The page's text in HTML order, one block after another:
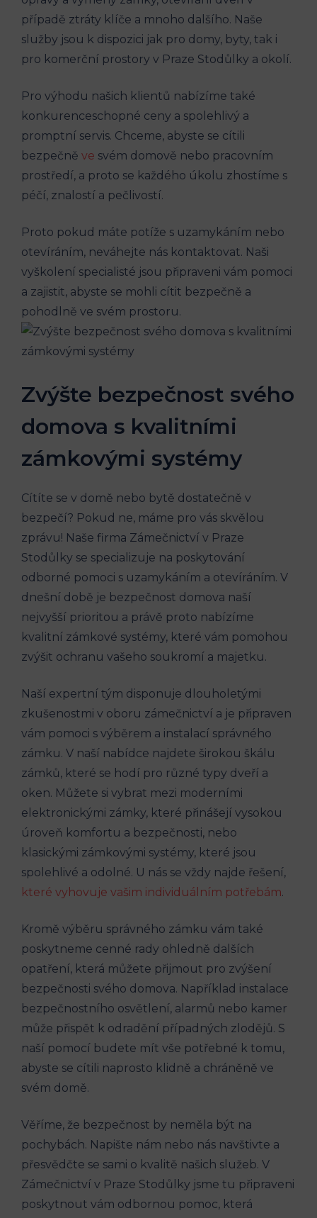
případě ztráty klíče a mnoho dalšího. Naše
služby jsou k dispozici jak pro domy, byty, tak i
pro komerční prostory v Praze Stodůlky a okolí.
Pro výhodu našich klientů nabízíme také
konkurenceschopné ceny a spolehlivý a
promptní servis. Chceme, abyste se cítili
bezpečně ve svém domově nebo pracovním
prostředí, a proto se každého úkolu zhostíme s
péčí, znalostí a pečlivostí.
Proto pokud máte potíže s uzamykáním nebo
otevíráním, neváhejte nás kontaktovat. Naši
vyškolení specialisté jsou připraveni vám pomoci
a zajistit, abyste se mohli cítit bezpečně a
pohodlně ve svém prostoru.
Zvýšte bezpečnost svého
domova s kvalitními
zámkovými systémy
Cítíte se v domě nebo bytě dostatečně v
bezpečí? Pokud ne, máme pro vás skvělou
zprávu! Naše firma Zámečnictví v Praze
Stodůlky se specializuje na poskytování
odborné pomoci s uzamykáním a otevíráním. V
dnešní době je bezpečnost domova naší
nejvyšší prioritou a právě proto nabízíme
kvalitní zámkové systémy, které vám pomohou
zvýšit ochranu vašeho soukromí a majetku.
Naší expertní tým disponuje dlouholetými
zkušenostmi v oboru zámečnictví a je připraven
vám pomoci s výběrem a instalací správného
zámku. V naší nabídce najdete širokou škálu
zámků, které se hodí pro různé typy dveří a
oken. Můžete si vybrat mezi moderními
elektronickými zámky, které přinášejí vysokou
úroveň komfortu a bezpečnosti, nebo
klasickými zámkovými systémy, které jsou
spolehlivé a odolné. U nás se vždy najde řešení,
které vyhovuje vašim individuálním potřebám.
Kromě výběru správného zámku vám také
poskytneme cenné rady ohledně dalších
opatření, která můžete přijmout pro zvýšení
bezpečnosti svého domova. Například instalace
bezpečnostního osvětlení, alarmů nebo kamer
může přispět k odradění případných zlodějů. S
naší pomocí budete mít vše potřebné k tomu,
abyste se cítili naprosto klidně a chráněně ve
svém domě.
Věříme, že bezpečnost by neměla být na
pochybách. Napište nám nebo nás navštivte a
přesvědčte se sami o kvalitě našich služeb. V
Zámečnictví v Praze Stodůlky jsme tu připraveni
poskytnout vám odbornou pomoc, která